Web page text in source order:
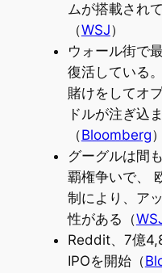
ムが搭載され
（WSJ）
ウォール街で
復活している
賭けをしてオ
ドルが注ぎ込
（Bloomberg
グーグルは間
覇権争いで、
制により、ア
性がある（
Reddit、7億
IPOを開始（